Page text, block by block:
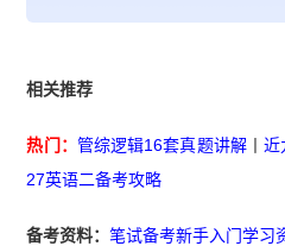
相关推荐
热门： 管综逻辑16套真题讲解丨近
27英语二备考攻略
备考资料：笔试备考新手入门学习